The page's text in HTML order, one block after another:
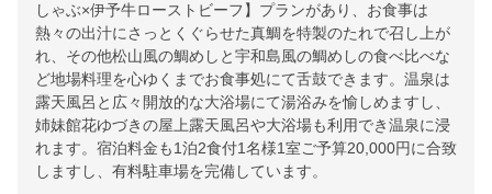
しゃぶ×伊予牛ローストビーフ】プランがあり、お食事は
熱々の出汁にさっとくぐらせた真鯛を特製のたれで召し上が
れ、その他松山風の鯛めしと宇和島風の鯛めしの食べ比べな
ど地場料理を心ゆくまでお食事処にて舌鼓できます。温泉は
露天風呂と広々開放的な大浴場にて湯浴みを愉しめますし、
姉妹館花ゆづきの屋上露天風呂や大浴場も利用でき温泉に浸
れます。宿泊料金も1泊2食付1名様1室ご予算20,000円に合致
しますし、有料駐車場を完備しています。